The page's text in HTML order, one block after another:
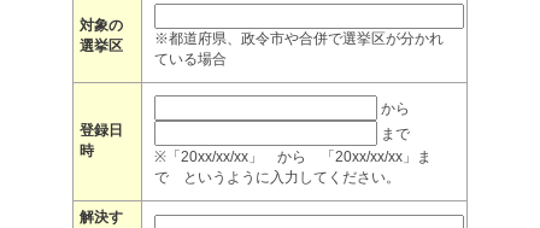
対象の
選挙区
※都道府県、政令市や合併で選挙区が分かれ
ている場合
登録日
時
から
まで
※「20xx/xx/xx」 から 「20xx/xx/xx」ま
で というように入力してください。
解決す